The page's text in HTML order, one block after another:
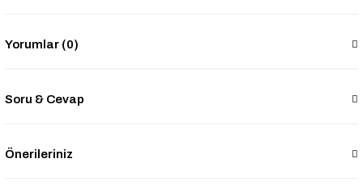
Yorumlar (0)
Soru & Cevap
Önerileriniz